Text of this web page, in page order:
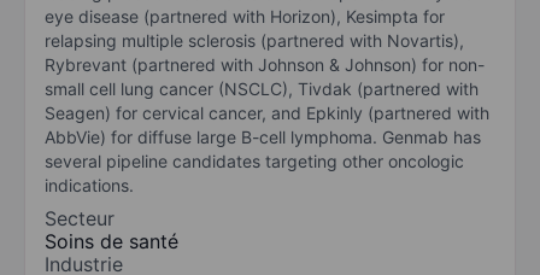
eye disease (partnered with Horizon), Kesimpta for
relapsing multiple sclerosis (partnered with Novartis),
Rybrevant (partnered with Johnson & Johnson) for non-
small cell lung cancer (NSCLC), Tivdak (partnered with
Seagen) for cervical cancer, and Epkinly (partnered with
AbbVie) for diffuse large B-cell lymphoma. Genmab has
several pipeline candidates targeting other oncologic
indications.
Secteur
Soins de santé
Industrie